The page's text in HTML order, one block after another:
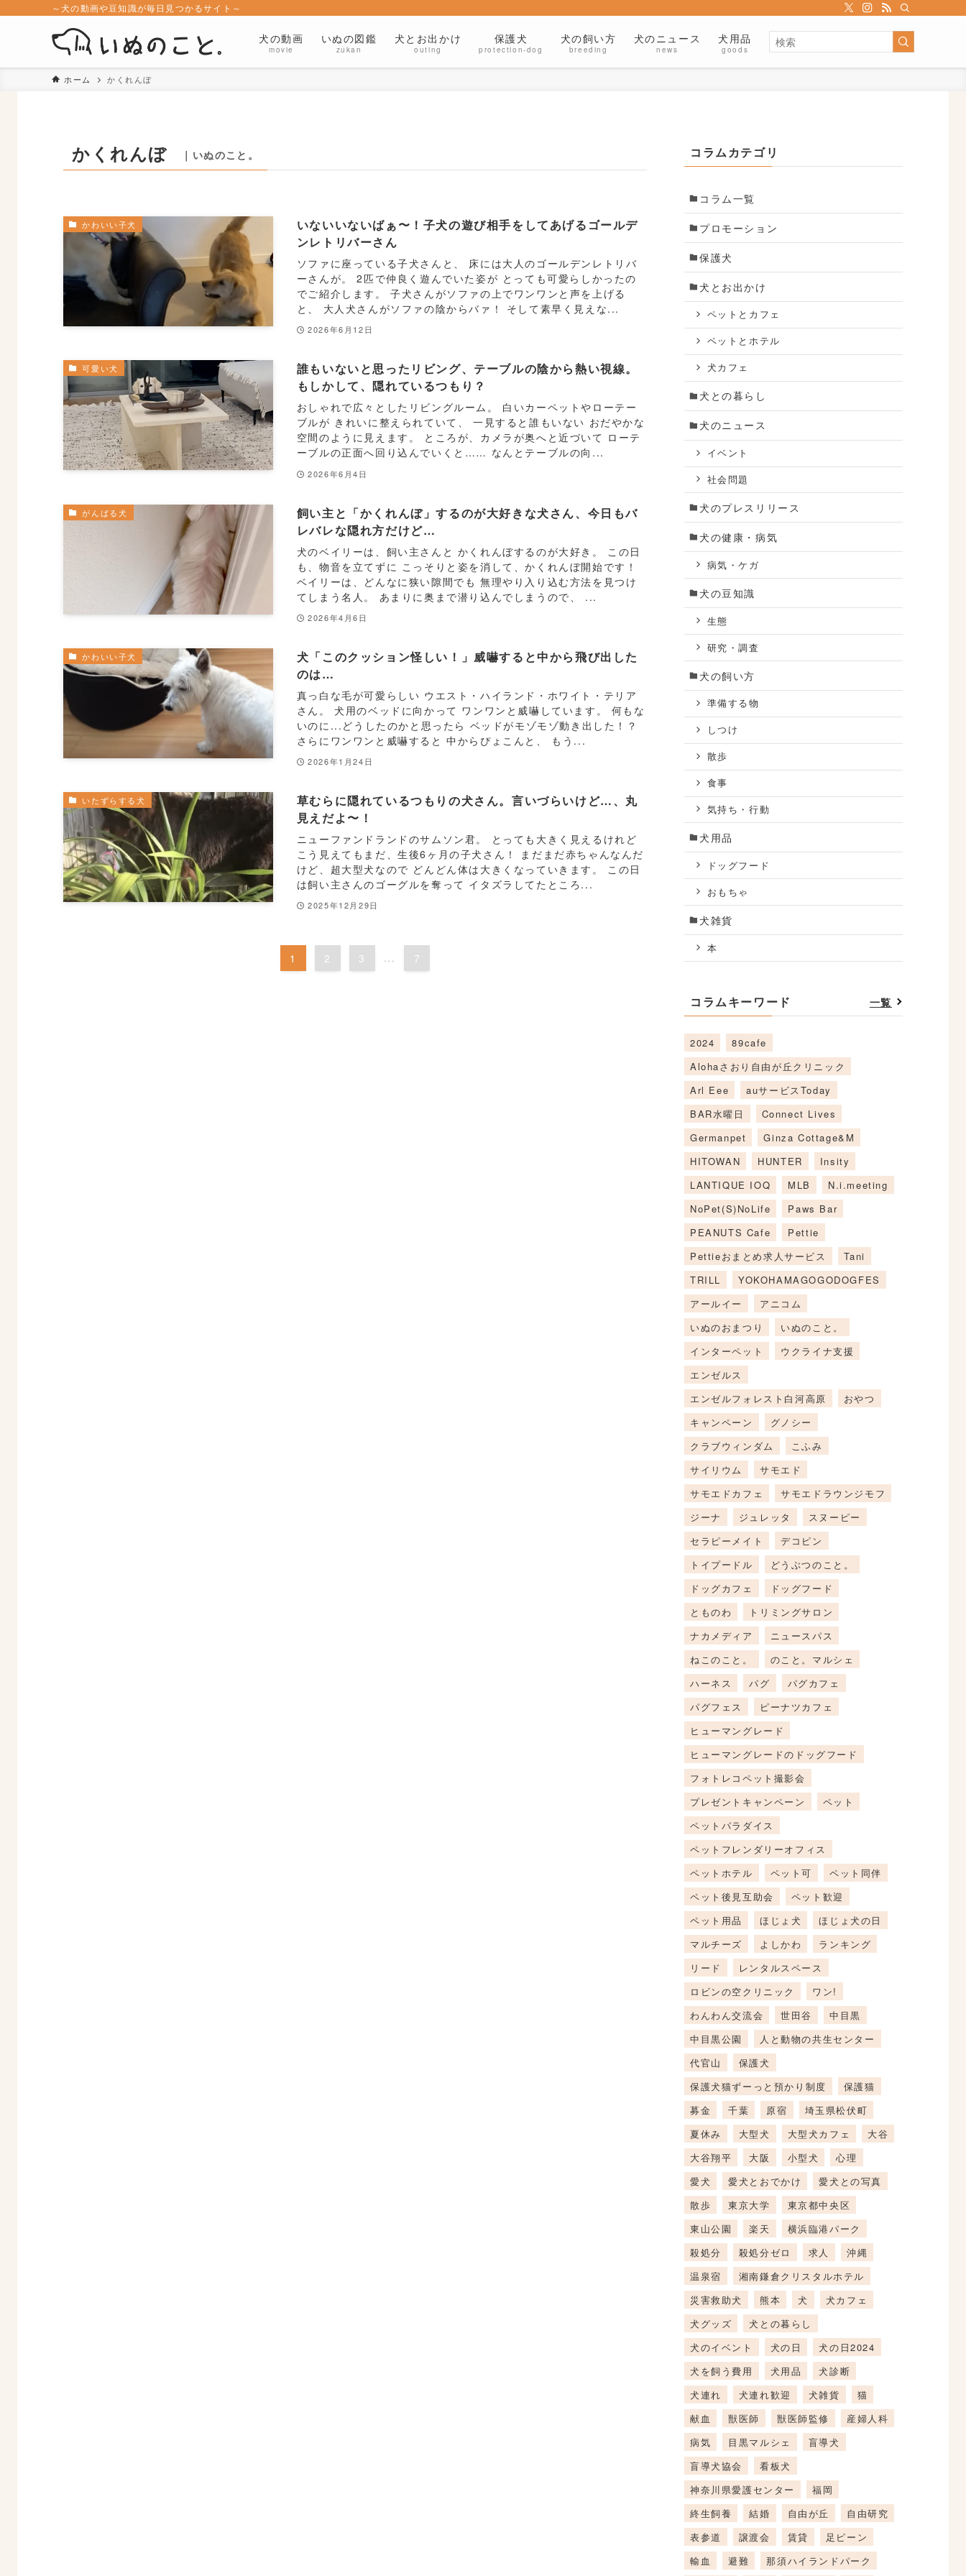
～犬の動画や豆知識が毎日見つかるサイト～
犬の動画
movie
いぬの図鑑
zukan
犬とお出かけ
outing
保護犬
protection-dog
犬の飼い方
breeding
犬のニュース
news
犬用品
goods
ホーム かくれんぼ
かくれんぼ ｜いぬのこと。
かわいい子犬
いないいないばぁ〜！子犬の遊び相手をしてあげるゴールデ
ンレトリバーさん
ソファに座っている子犬さんと、 床には大人のゴールデンレトリバ
ーさんが。 2匹で仲良く遊んでいた姿が とっても可愛らしかったの
でご紹介します。 子犬さんがソファの上でワンワンと声を上げる
と、 大人犬さんがソファの陰からバァ！ そして素早く見えな...
2026年6月12日
可愛い犬
誰もいないと思ったリビング、テーブルの陰から熱い視線。
もしかして、隠れているつもり？
おしゃれで広々としたリビングルーム。 白いカーペットやローテー
ブルが きれいに整えられていて、 一見すると誰もいない おだやかな
空間のように見えます。 ところが、カメラが奥へと近づいて ローテ
ーブルの正面へ回り込んでいくと…… なんとテーブルの向...
2026年6月4日
がんばる犬
飼い主と「かくれんぼ」するのが大好きな犬さん、今日もバ
レバレな隠れ方だけど…
犬のベイリーは、飼い主さんと かくれんぼするのが大好き。 この日
も、物音を立てずに こっそりと姿を消して、かくれんぼ開始です！
ベイリーは、どんなに狭い隙間でも 無理やり入り込む方法を見つけ
てしまう名人。 あまりに奥まで潜り込んでしまうので、 ...
2026年4月6日
かわいい子犬
犬「このクッション怪しい！」威嚇すると中から飛び出した
のは…
真っ白な毛が可愛らしい ウエスト・ハイランド・ホワイト・テリア
さん。 犬用のベッドに向かって ワンワンと威嚇しています。 何もな
いのに...どうしたのかと思ったら ベッドがモゾモゾ動き出した！？
さらにワンワンと威嚇すると 中からぴょこんと、 もう...
2026年1月24日
いたずらする犬
草むらに隠れているつもりの犬さん。言いづらいけど…、丸
見えだよ〜！
ニューファンドランドのサムソン君。 とっても大きく見えるけれど
こう見えてもまだ、生後6ヶ月の子犬さん！ まだまだ赤ちゃんなんだ
けど、超大型犬なので どんどん体は大きくなっていきます。 この日
は飼い主さんのゴーグルを奪って イタズラしてたところ...
2025年12月29日
1 2 3 ... 7
コラムカテゴリ
コラム一覧
プロモーション
保護犬
犬とお出かけ
ペットとカフェ
ペットとホテル
犬カフェ
犬との暮らし
犬のニュース
イベント
社会問題
犬のプレスリリース
犬の健康・病気
病気・ケガ
犬の豆知識
生態
研究・調査
犬の飼い方
準備する物
しつけ
散歩
食事
気持ち・行動
犬用品
ドッグフード
おもちゃ
犬雑貨
本
コラムキーワード 一覧
2024
89cafe
Alohaさおり自由が丘クリニック
Arl Eee
auサービスToday
BAR水曜日
Connect Lives
Germanpet
Ginza Cottage&M
HITOWAN
HUNTER
Insity
LANTIQUE IOQ
MLB
N.i.meeting
NoPet(S)NoLife
Paws Bar
PEANUTS Cafe
Pettie
Pettieおまとめ求人サービス
Tani
TRILL
YOKOHAMAGOGODOGFES
アールイー
アニコム
いぬのおまつり
いぬのこと。
インターペット
ウクライナ支援
エンゼルス
エンゼルフォレスト白河高原
おやつ
キャンペーン
グノシー
クラブウィンダム
こふみ
サイリウム
サモエド
サモエドカフェ
サモエドラウンジモフ
ジーナ
ジュレッタ
スヌーピー
セラピーメイト
デコピン
トイプードル
どうぶつのこと。
ドッグカフェ
ドッグフード
とものわ
トリミングサロン
ナカメディア
ニュースパス
ねこのこと。
のこと。マルシェ
ハーネス
パグ
パグカフェ
パグフェス
ピーナツカフェ
ヒューマングレード
ヒューマングレードのドッグフード
フォトレコペット撮影会
プレゼントキャンペーン
ペット
ペットパラダイス
ペットフレンダリーオフィス
ペットホテル
ペット可
ペット同伴
ペット後見互助会
ペット歓迎
ペット用品
ほじょ犬
ほじょ犬の日
マルチーズ
よしかわ
ランキング
リード
レンタルスペース
ロビンの空クリニック
ワン!
わんわん交流会
世田谷
中目黒
中目黒公園
人と動物の共生センター
代官山
保護犬
保護犬猫ずーっと預かり制度
保護猫
募金
千葉 原宿
埼玉県松伏町
夏休み
大型犬 大型犬カフェ
大谷
大谷翔平
大阪 小型犬
心理
愛犬
愛犬とおでかけ
愛犬との写真
散歩
東京大学
東京都中央区
東山公園
楽天
横浜臨港パーク
殺処分
殺処分ゼロ 求人
沖縄
温泉宿
湘南鎌倉クリスタルホテル
災害救助犬
熊本 犬
犬カフェ
犬グッズ
犬との暮らし
犬のイベント
犬の日
犬の日2024
犬を飼う費用
犬用品
犬診断
犬連れ
犬連れ歓迎 犬雑貨
猫
献血
獣医師 獣医師監修
産婦人科
病気
目黒マルシェ
盲導犬
盲導犬協会
看板犬
神奈川県愛護センター
福岡
終生飼養
結婚 自由が丘
自由研究
表参道
譲渡会 賃貸
足ピーン
輸血
避難 那須ハイランドパーク